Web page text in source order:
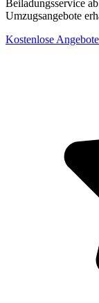
Beiladungsservice
Umzugsangebote
Kostenlose